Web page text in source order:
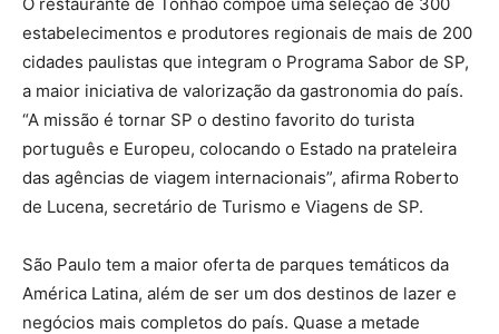
estabelecimentos e produtores regionais de mais de 200
cidades paulistas que integram o Programa Sabor de SP,
a maior iniciativa de valorização da gastronomia do país.
“A missão é tornar SP o destino favorito do turista
português e Europeu, colocando o Estado na prateleira
das agências de viagem internacionais”, afirma Roberto
de Lucena, secretário de Turismo e Viagens de SP.
São Paulo tem a maior oferta de parques temáticos da
América Latina, além de ser um dos destinos de lazer e
negócios mais completos do país. Quase a metade